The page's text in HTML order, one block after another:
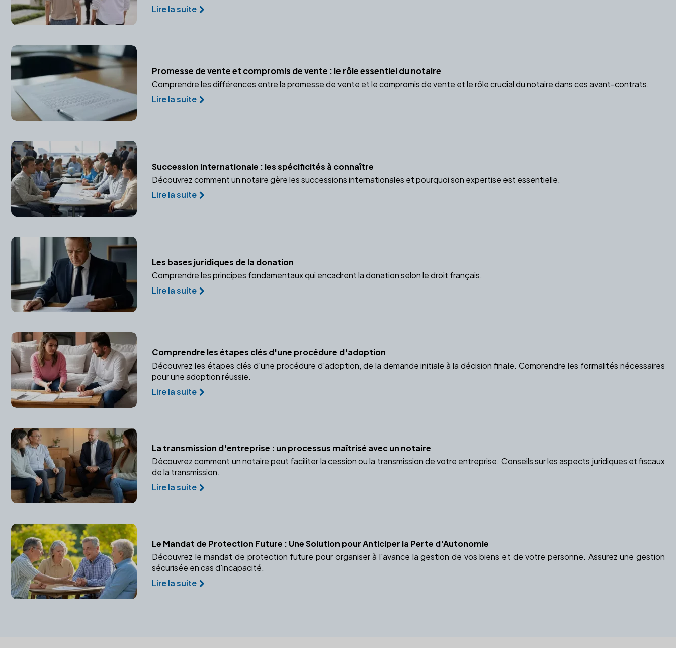
Lire la suite
Promesse de vente et compromis de vente : le rôle essentiel du notaire
Comprendre les différences entre la promesse de vente et le compromis de vente et le rôle crucial du notaire dans ces avant-contrats.
Lire la suite
Succession internationale : les spécificités à connaître
Découvrez comment un notaire gère les successions internationales et pourquoi son expertise est essentielle.
Lire la suite
Les bases juridiques de la donation
Comprendre les principes fondamentaux qui encadrent la donation selon le droit français.
Lire la suite
Comprendre les étapes clés d'une procédure d'adoption
Découvrez les étapes clés d'une procédure d'adoption, de la demande initiale à la décision finale. Comprendre les formalités nécessaires
pour une adoption réussie.
Lire la suite
La transmission d'entreprise : un processus maîtrisé avec un notaire
Découvrez comment un notaire peut faciliter la cession ou la transmission de votre entreprise. Conseils sur les aspects juridiques et fiscaux
de la transmission.
Lire la suite
Le Mandat de Protection Future : Une Solution pour Anticiper la Perte d'Autonomie
Découvrez le mandat de protection future pour organiser à l'avance la gestion de vos biens et de votre personne. Assurez une gestion
sécurisée en cas d'incapacité.
Lire la suite